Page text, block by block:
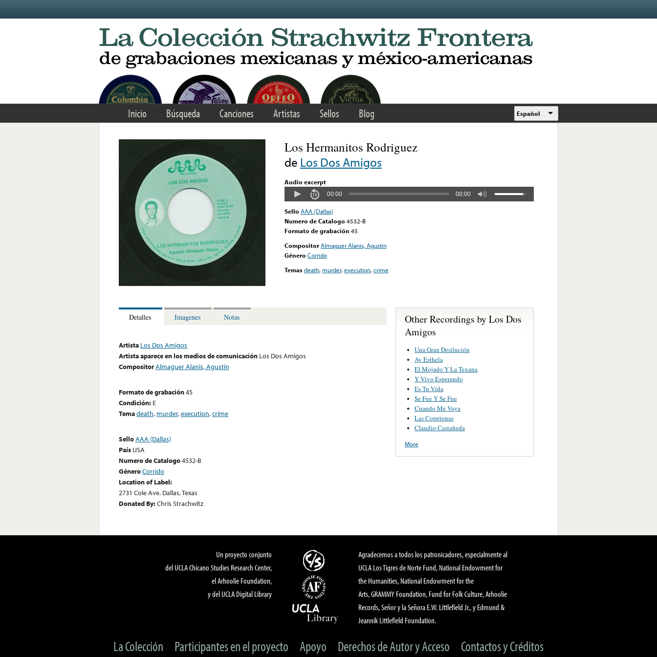
Inicio Búsqueda Canciones Artistas Sellos Blog Español
Los Hermanitos Rodriguez
de Los Dos Amigos
Audio excerpt
00:00 00:00
Sello AAA (Dallas)
Numero de Catalogo 4532-B
Formato de grabación 45
CompositorAlmaguer Alanis, Agustin
Género Corrido
Temasdeath, murder,execution,crime
Detalles Imagenes Notas
Artista Los Dos Amigos
Artista aparece en los medios de comunicación Los Dos Amigos
CompositorAlmaguer Alanis, Agustin
Formato de grabación45
Condición: E
Temadeath, murder,execution,crime
SelloAAA (Dallas)
País USA
Numero de Catalogo4532-B
GéneroCorrido
Location of Label:
2731 Cole Ave. Dallas, Texas
Donated By:Chris Strachwitz
Other Recordings by Los Dos
Amigos
Una Gran Desilución
Ay Esthela
El Mojado Y La Texana
Y Vivo Esperando
Es Tu Vida
Se Fue Y Se Fue
Cuando Me Vaya
Las Copetonas
Claudio Castañeda
More
Un proyecto conjunto
del UCLA Chicano Studies Research Center,
el Arhoolie Foundation,
y del UCLA Digital Library
Agradecemos a todos los patronicadores, especialmente al
UCLA Los Tigres de Norte Fund, National Endowment for
the Humanities, National Endowment for the
Arts, GRAMMY Foundation, Fund for Folk Culture, Arhoolie
Records, Señor y la Señora E.W. Littlefield Jr., y Edmund &
Jeannik Littlefield Foundation.
La Colección Participantes en el proyecto Apoyo Derechos de Autor y Acceso Contactos y Créditos